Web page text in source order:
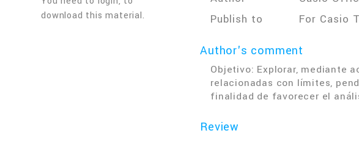
download this material.
Publish to
For Casio
Author's comment
Objetivo: Explorar, mediante
relacionadas con límites,
finalidad de favorecer el
Review